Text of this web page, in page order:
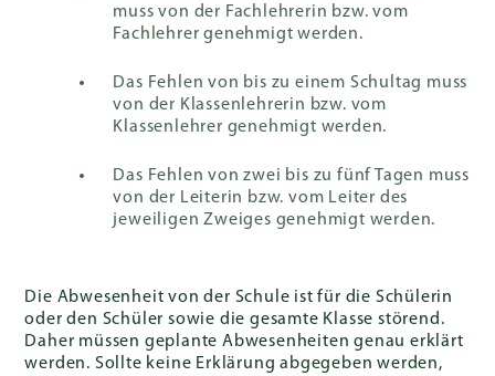
ELTERN
PORTAL
EN
muss von der Fachlehrerin bzw. vom
Fachlehrer genehmigt werden.
Das Fehlen von bis zu einem Schultag muss
von der Klassenlehrerin bzw. vom
Klassenlehrer genehmigt werden.
Das Fehlen von zwei bis zu fünf Tagen muss
von der Leiterin bzw. vom Leiter des
jeweiligen Zweiges genehmigt werden.
Die Abwesenheit von der Schule ist für die Schülerin
oder den Schüler sowie die gesamte Klasse störend.
Daher müssen geplante Abwesenheiten genau erklärt
werden. Sollte keine Erklärung abgegeben werden,